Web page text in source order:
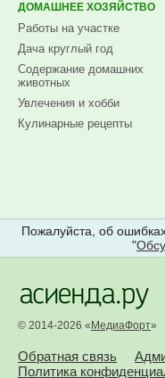
ДОМАШНЕЕ ХОЗЯЙСТВО
Работы на участке
Дача круглый год
Содержание домашних
животных
Увлечения и хобби
Кулинарные рецепты
Пожалуйста, об
"
© 2014-2026 « МедиаФорт»
Обратная связь
Политика